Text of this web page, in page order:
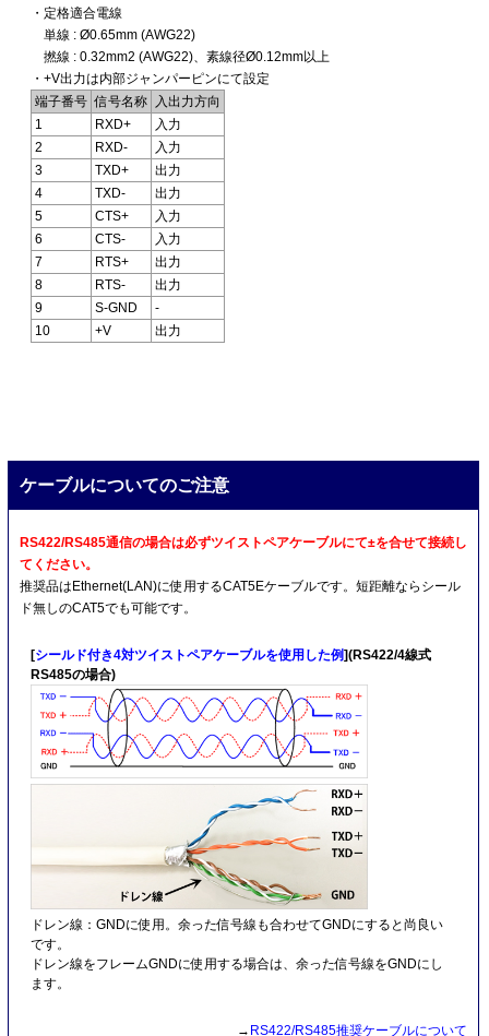
・定格適合電線
単線 : Ø0.65mm (AWG22)
撚線 : 0.32mm2 (AWG22)、素線径Ø0.12mm以上
・+V出力は内部ジャンパーピンにて設定
端子番号 信号名称
入出力方向
1
RXD+
入力
2
RXD-
入力
3
TXD+
出力
4
TXD-
出力
5
CTS+
入力
6
CTS-
入力
7
RTS+
出力
8
RTS-
出力
9
S-GND
-
10
+V 出力
ケーブルについてのご注意
RS422/RS485通信の場合は必ずツイストペアケーブルにて±を合せて接続し
てください。
推奨品はEthernet(LAN)に使用するCAT5Eケーブルです。短距離ならシール
ド無しのCAT5でも可能です。
[シールド付き4対ツイストペアケーブルを使用した例](RS422/4線式
RS485の場合)
ドレン線：GNDに使用。余った信号線も合わせてGNDにすると尚良い
です。
ドレン線をフレームGNDに使用する場合は、余った信号線をGNDにし
ます。
→ RS422/RS485推奨ケーブルについて